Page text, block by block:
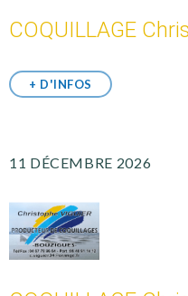
COQUILLAGE
+ D'INFOS
11 DÉCEMBRE 2026